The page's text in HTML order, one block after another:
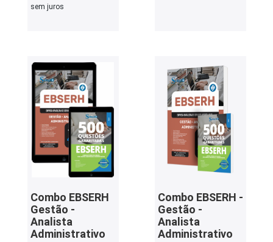
sem juros
Combo EBSERH
Gestão -
Analista
Administrativo
Combo EBSERH -
Gestão -
Analista
Administrativo